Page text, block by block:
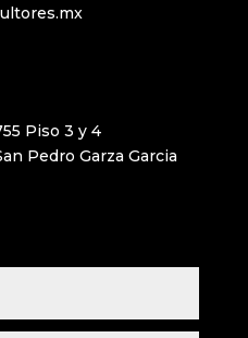
Piso 3 y 4
Pedro Garza Garcia